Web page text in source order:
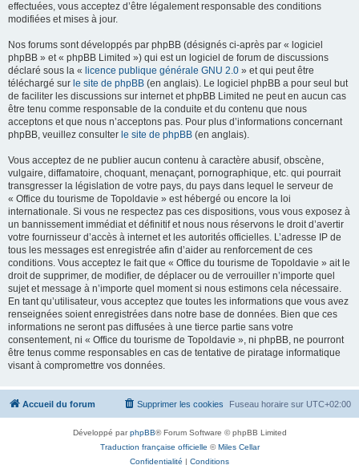
effectuées, vous acceptez d’être légalement responsable des conditions
modifiées et mises à jour.
Nos forums sont développés par phpBB (désignés ci-après par « logiciel
phpBB » et « phpBB Limited ») qui est un logiciel de forum de discussions
déclaré sous la « licence publique générale GNU 2.0 » et qui peut être
téléchargé sur le site de phpBB (en anglais). Le logiciel phpBB a pour seul but
de faciliter les discussions sur internet et phpBB Limited ne peut en aucun cas
être tenu comme responsable de la conduite et du contenu que nous
acceptons et que nous n’acceptons pas. Pour plus d’informations concernant
phpBB, veuillez consulter le site de phpBB (en anglais).
Vous acceptez de ne publier aucun contenu à caractère abusif, obscène,
vulgaire, diffamatoire, choquant, menaçant, pornographique, etc. qui pourrait
transgresser la législation de votre pays, du pays dans lequel le serveur de
« Office du tourisme de Topoldavie » est hébergé ou encore la loi
internationale. Si vous ne respectez pas ces dispositions, vous vous exposez à
un bannissement immédiat et définitif et nous nous réservons le droit d’avertir
votre fournisseur d’accès à internet et les autorités officielles. L’adresse IP de
tous les messages est enregistrée afin d’aider au renforcement de ces
conditions. Vous acceptez le fait que « Office du tourisme de Topoldavie » ait le
droit de supprimer, de modifier, de déplacer ou de verrouiller n’importe quel
sujet et message à n’importe quel moment si nous estimons cela nécessaire.
En tant qu’utilisateur, vous acceptez que toutes les informations que vous avez
renseignées soient enregistrées dans notre base de données. Bien que ces
informations ne seront pas diffusées à une tierce partie sans votre
consentement, ni « Office du tourisme de Topoldavie », ni phpBB, ne pourront
être tenus comme responsables en cas de tentative de piratage informatique
visant à compromettre vos données.
Accueil du forum Fuseau horaire sur UTC+02:00
Supprimer les cookies
Développé parphpBB® Forum Software © phpBB Limited
Traduction française officielle ©Miles Cellar
Confidentialité | Conditions